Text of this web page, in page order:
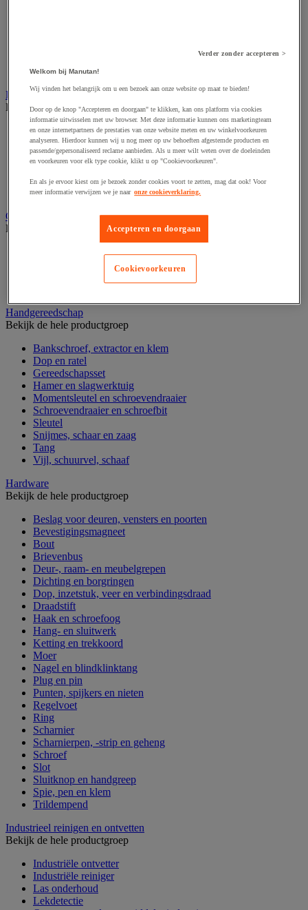
Accessoires voor zaag
Elektrische toebehoren en verlichting
Bekijk de hele productgroep
Accessoires voor elektrisch schakelpaneel
Batterij, oplader en kabel
Elektrische kabel
Elektrische uitrusting
Verlengsnoer, stekkerdoos en kapelhaspel
Wandcontactdoos en schakelaar
Gereedschap opbergen
Bekijk de hele productgroep
Assortimentsdoos en gereedschapkoffer
Gereedschapskist en opbergtas
Handgereedschap
Bekijk de hele productgroep
Bankschroef, extractor en klem
Dop en ratel
Gereedschapsset
Hamer en slagwerktuig
Momentsleutel en schroevendraaier
Schroevendraaier en schroefbit
Sleutel
Snijmes, schaar en zaag
Tang
Vijl, schuurvel, schaaf
Hardware
Bekijk de hele productgroep
Beslag voor deuren, vensters en poorten
Bevestigingsmagneet
Bout
Brievenbus
Deur-, raam- en meubelgrepen
Dichting en borgringen
Dop, inzetstuk, veer en verbindingsdraad
Draadstift
Haak en schroefoog
Hang- en sluitwerk
Ketting en trekkoord
Moer
Nagel en blindklinktang
Plug en pin
Punten, spijkers en nieten
Regelvoet
Ring
Scharnier
Scharnierpen, -strip en geheng
Schroef
Slot
Sluitknop en handgreep
Spie, pen en klem
Trildempend
Industrieel reinigen en ontvetten
Bekijk de hele productgroep
Industriële ontvetter
Industriële reiniger
Las onderhoud
Lekdetectie
Verder zonder accepteren >
Welkom bij Manutan!
Wij vinden het belangrijk om u een bezoek aan onze website op maat te bieden!
Door op de knop "Accepteren en doorgaan" te klikken, kan ons platform via cookies
informatie uitwisselen met uw browser. Met deze informatie kunnen ons marketingteam
en onze internetpartners de prestaties van onze website meten en uw winkelvoorkeuren
analyseren. Hierdoor kunnen wij u nog meer op uw behoeften afgestemde producten en
passende/gepersonaliseerd reclame aanbieden. Als u meer wilt weten over de doeleinden
en voorkeuren voor elk type cookie, klikt u op "Cookievoorkeuren".
En als je ervoor kiest om je bezoek zonder cookies voort te zetten, mag dat ook! Voor
meer informatie verwijzen we je naar onze cookieverklaring.
Accepteren en doorgaan
Cookievoorkeuren